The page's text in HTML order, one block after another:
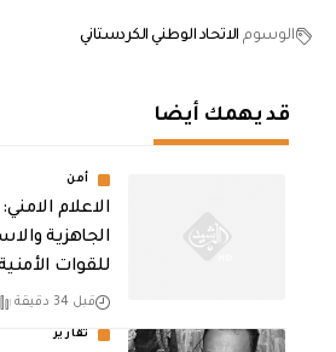
الوسوم الاتحاد الوطني الكردستاني
قد يهمك أيضا
أمن
الاعلام
الجاهزية
للقوات
قبل 34 دقيقة
تقارير